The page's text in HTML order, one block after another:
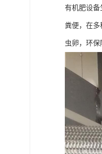
有机肥设备
粪便，在多
虫卵，环保